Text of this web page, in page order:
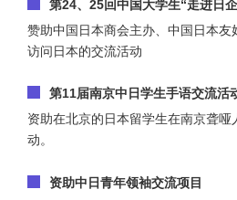
第24、25回中国大学生“走进日
赞助中国日本商会主办、中国日本友
访问日本的交流活动
第11届南京中日学生手语交流活
资助在北京的日本留学生在南京聋
动。
资助中日青年领袖交流项目